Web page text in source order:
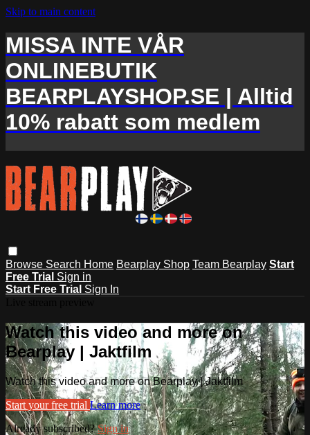
Skip to main content
MISSA INTE VÅR
ONLINEBUTIK
BEARPLAYSHOP.SE | Alltid
10% rabatt som medlem
Browse Search Home Bearplay Shop Team Bearplay Start
Free Trial Sign in
Start Free Trial Sign In
Watch this video and more on
Bearplay | Jaktfilm
Watch this video and more on Bearplay | Jaktfilm
Start your free trial Learn more
Already subscribed?Sign in